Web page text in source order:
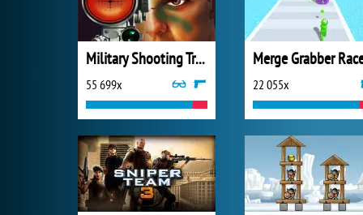
Military Shooting Training
55 699x 22 055x